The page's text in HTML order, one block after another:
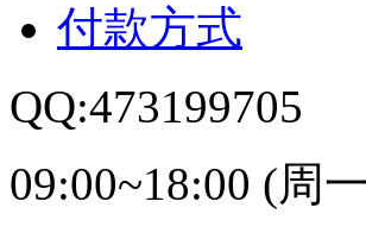
付款方式
QQ:473199705
09:00~18:00 (周